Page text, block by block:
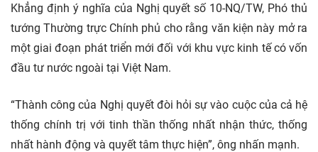
Khẳng định ý nghĩa của Nghị quyết số 10-NQ/TW, Phó thủ
tướng Thường trực Chính phủ cho rằng văn kiện này mở ra
một giai đoạn phát triển mới đối với khu vực kinh tế có vốn
đầu tư nước ngoài tại Việt Nam.
“Thành công của Nghị quyết đòi hỏi sự vào cuộc của cả hệ
thống chính trị với tinh thần thống nhất nhận thức, thống
nhất hành động và quyết tâm thực hiện”, ông nhấn mạnh.